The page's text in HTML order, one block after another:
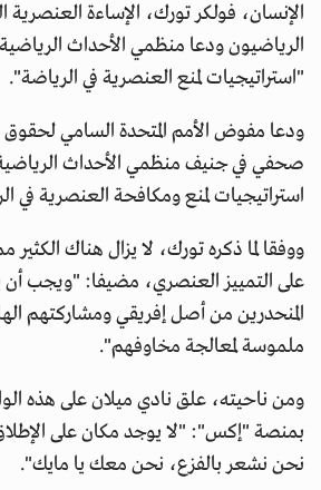
الإنسان، فولكر تورك، الإساءة العنصرية
الرياضيون ودعا منظمي الأحداث
"استراتيجيات لمنع العنصرية في الرياضة".
ودعا مفوض الأمم المتحدة السامي لحقوق
صحفي في جنيف منظمي الأحداث
استراتيجيات لمنع ومكافحة العنصرية في
ووفقا لما ذكره تورك، لا يزال هناك
على التمييز العنصري، مضيفا: "ويجب أن
المنحدرين من أصل إفريقي ومشاركتهم
ملموسة لمعالجة مخاوفهم".
ومن ناحيته، علق نادي ميلان على هذه
بمنصة "إكس": "لا يوجد مكان على
نحن نشعر بالفزع، نحن معك يا مايك".